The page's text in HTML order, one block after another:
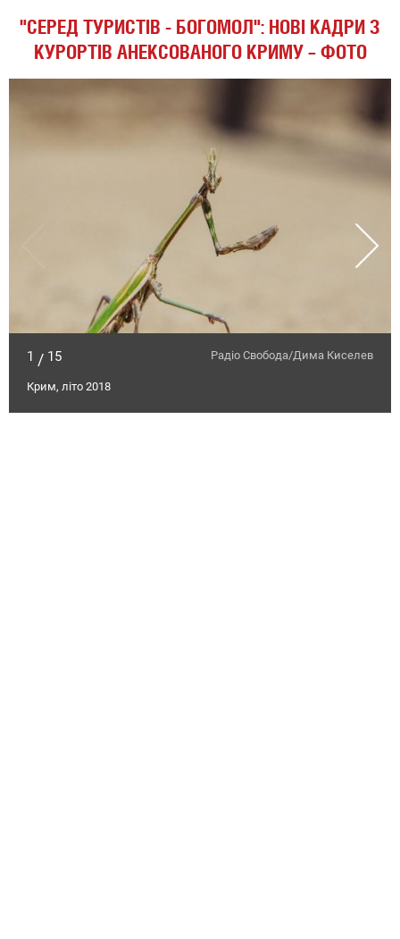
"СЕРЕД ТУРИСТІВ - БОГОМОЛ": НОВІ КАДРИ З
КУРОРТІВ АНЕКСОВАНОГО КРИМУ – ФОТО
1 / 15 Радіо Свобода/Дима Киселев
Крим, літо 2018